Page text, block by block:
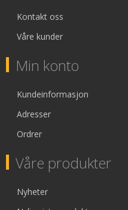
Kontakt oss
Våre kunder
Min konto
Kundeinformasjon
Adresser
Ordrer
Våre produkter
Nyheter